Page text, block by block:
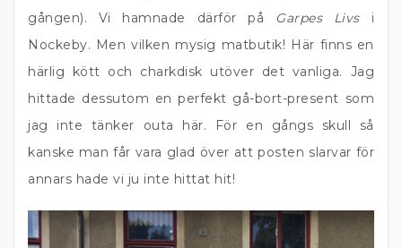
gången). Vi hamnade därför på Garpes Livsi
Nockeby. Men vilken mysig matbutik! Här finns en
härlig kött och charkdisk utöver det vanliga. Jag
hittade dessutom en perfekt gå-bort-present som
jag inte tänker outa här. För en gångs skull så
kanske man får vara glad över att posten slarvar för
annars hade vi ju inte hittat hit!